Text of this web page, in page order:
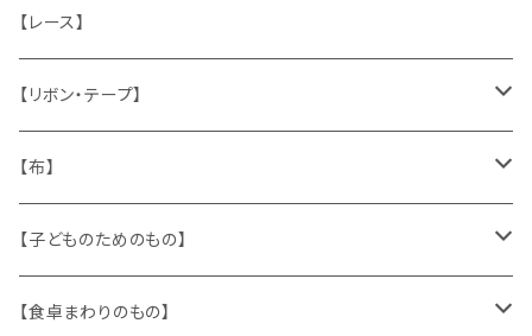
キャラクター
お部屋に飾るもの
メタル製品
缶、箱
陶磁器
文房具
木製品
蔵書票、荷札、ビュバー、伝票
シール、ステッカー、クロモス
袋、箱、ナプキン、コースター
パズル、ゲーム
古本、古雑誌、古えほん
ひも、テープ
切手
スタンプ
文房具
木
貝
メタル
ガラス
プラスチック
【レース】
【リボン・テープ】
チロルテープ・イニシャルテープ
トリム
ワッペン
【布】
キッチンクロス、ナプキン
ニット
【子どものためのもの】
身に着けるもの
【食卓まわりのもの】